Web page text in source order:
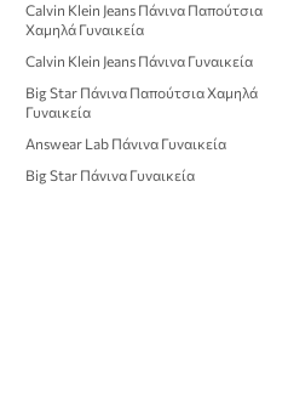
Calvin Klein Jeans Πάνινα Παπούτσια
Χαμηλά Γυναικεία
Calvin Klein Jeans Πάνινα Γυναικεία
Big Star Πάνινα Παπούτσια Χαμηλά
Γυναικεία
Answear Lab Πάνινα Γυναικεία
Big Star Πάνινα Γυναικεία